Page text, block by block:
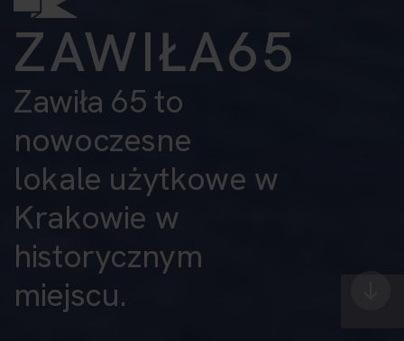
ZAWIŁA65
Zawiła 65 to
nowoczesne
lokale użytkowe w
Krakowie w
historycznym
miejscu.